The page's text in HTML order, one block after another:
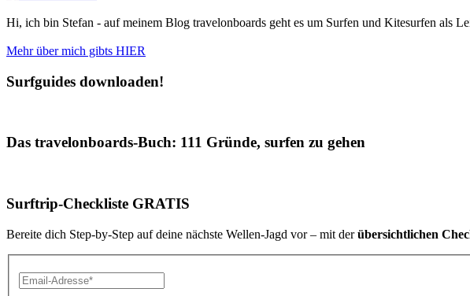
Hi, ich bin Stefan - auf meinem Blog travelonboards geht es um Surfen und Kitesurfen als
Mehr über mich gibts HIER
Surfguides downloaden!
Das travelonboards-Buch: 111 Gründe, surfen zu gehen
Surftrip-Checkliste GRATIS
Bereite dich Step-by-Step auf deine nächste Wellen-Jagd vor – mit derübersichtlichen